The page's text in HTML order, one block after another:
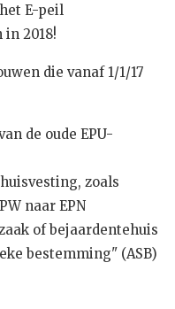
E-peil
2018!
die vanaf 1/1/17
de oude EPU-
zoals
naar EPN
of bejaardentehuis
bestemming" (ASB)